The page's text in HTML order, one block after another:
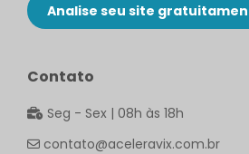
Analise seu site
Contato
Seg - Sex | 08h às 18h
contato@aceleravix.com.br